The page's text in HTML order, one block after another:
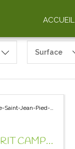
ACCUEIL
Surface
Coise-Saint-Jean-Pied-Gauthier - 73800
ESPRIT CAMPAGNE ! UN COUP DE COEUR VOUS ATTEND!